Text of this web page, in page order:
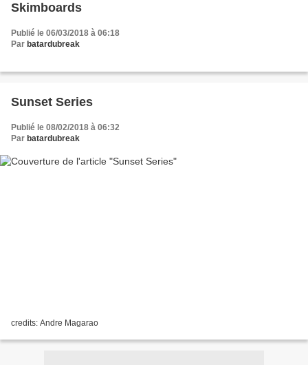
Skimboards
Publié le 06/03/2018 à 06:18
Par batardubreak
Sunset Series
Publié le 08/02/2018 à 06:32
Par batardubreak
credits: Andre Magarao